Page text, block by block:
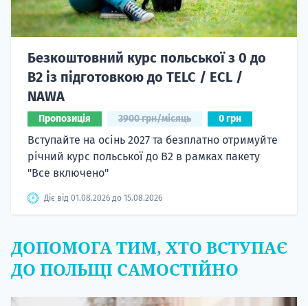
Безкоштовний курс польської з 0 до
B2 із підготовкою до TELC / ECL /
NAWA
Пропозиція 3900 грн/місяць 0 грн
Вступайте на осінь 2027 та безплатно отримуйте
річний курс польської до B2 в рамках пакету
"Все включено"
Діє від 01.08.2026 до 15.08.2026
ДОПОМОГА ТИМ, ХТО ВСТУПАЄ
ДО ПОЛЬЩІ САМОСТІЙНО